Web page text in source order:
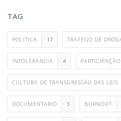
TAG
POLITICA 17 TRAFEGO DE
INTOLERÂNCIA 4
CULTURA DE TRANSGRESSÃO DAS LEIS
DOCUMENTARIO 3 BURNOUT